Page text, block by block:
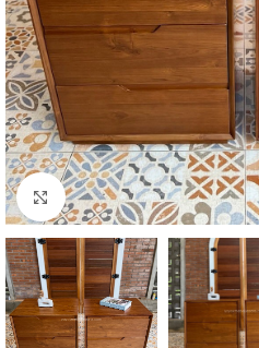
Click to enlarge